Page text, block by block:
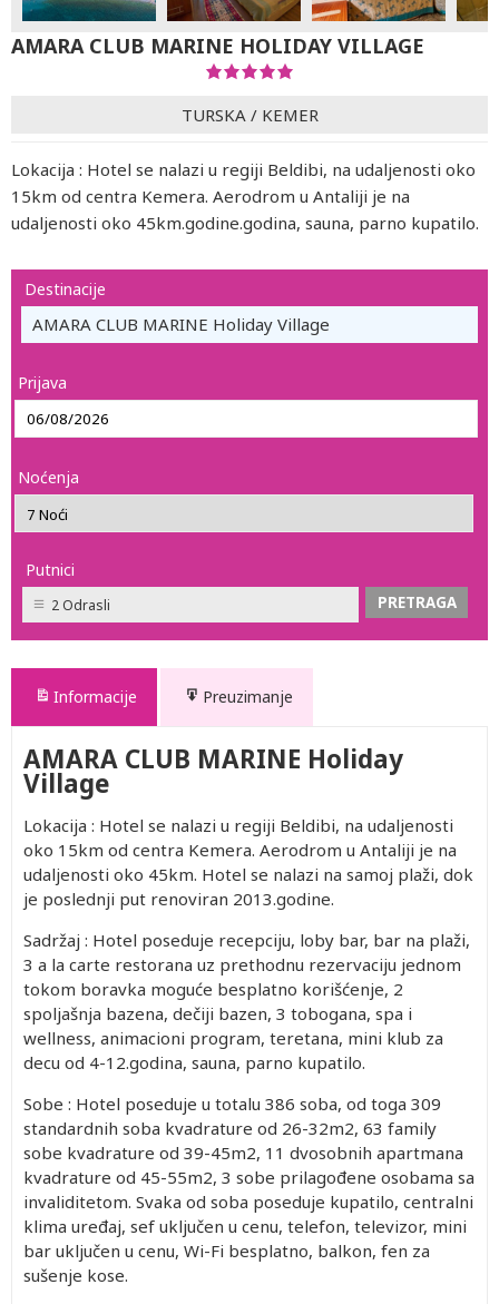
AMARA CLUB MARINE HOLIDAY VILLAGE
TURSKA / KEMER
Lokacija : Hotel se nalazi u regiji Beldibi, na udaljenosti oko
15km od centra Kemera. Aerodrom u Antaliji je na
udaljenosti oko 45km.godine.godina, sauna, parno kupatilo.
Destinacije
AMARA CLUB MARINE Holiday Village
Prijava
Noćenja
Putnici
2 Odrasli
Informacije Preuzimanje
AMARA CLUB MARINE Holiday
Village
Lokacija : Hotel se nalazi u regiji Beldibi, na udaljenosti
oko 15km od centra Kemera. Aerodrom u Antaliji je na
udaljenosti oko 45km. Hotel se nalazi na samoj plaži, dok
je poslednji put renoviran 2013.godine.
Sadržaj : Hotel poseduje recepciju, loby bar, bar na plaži,
3 a la carte restorana uz prethodnu rezervaciju jednom
tokom boravka moguće besplatno korišćenje, 2
spoljašnja bazena, dečiji bazen, 3 tobogana, spa i
wellness, animacioni program, teretana, mini klub za
decu od 4-12.godina, sauna, parno kupatilo.
Sobe : Hotel poseduje u totalu 386 soba, od toga 309
standardnih soba kvadrature od 26-32m2, 63 family
sobe kvadrature od 39-45m2, 11 dvosobnih apartmana
kvadrature od 45-55m2, 3 sobe prilagođene osobama sa
invaliditetom. Svaka od soba poseduje kupatilo, centralni
klima uređaj, sef uključen u cenu, telefon, televizor, mini
bar uključen u cenu, Wi-Fi besplatno, balkon, fen za
sušenje kose.